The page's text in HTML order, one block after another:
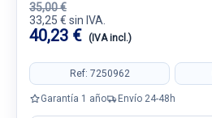
35,00 €
33,25 € sin IVA.
40,23 € (IVA incl.)
Ref: 7250962
Garantía 1 año Envío 24-48h